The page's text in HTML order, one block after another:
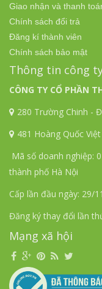
Giao nhận và thanh
Chính sách đổi trả
Đăng kí thành viên
Chính sách bảo mật
Thông tin công
CÔNG TY CỔ PHẦN
280 Trường Chinh -
481 Hoàng Quốc
Mã số doanh nghiệp:
thành phố Hà Nội
Cấp lần đầu ngày: 29/
Đăng ký thay đổi lần
Mạng xã hội